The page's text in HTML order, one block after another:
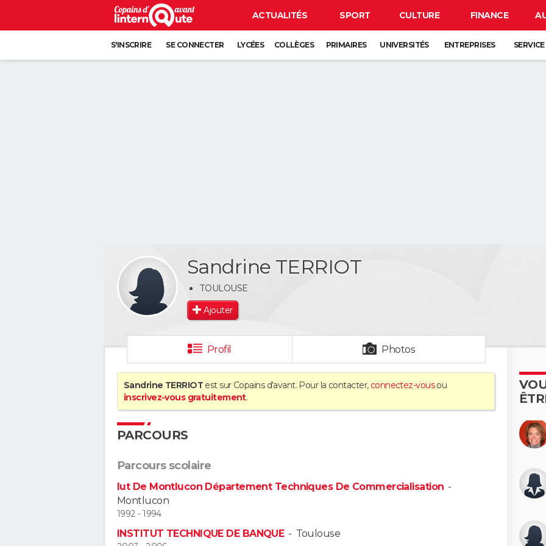
ACTUALITÉS SPORT CULTURE FINANCE
S'INSCRIRE SE CONNECTER LYCÉES COLLÈGES PRIMAIRES UNIVERSITÉS ENTREPRISES
Sandrine TERRIOT
TOULOUSE
Ajouter
Profil Photos
Sandrine TERRIOT est sur Copains d'avant. Pour la contacter, connectez-vousou
inscrivez-vous gratuitement.
PARCOURS
Parcours scolaire
Iut De Montlucon Département Techniques De Commercialisation -
Montlucon
1992 - 1994
INSTITUT TECHNIQUE DE BANQUE- Toulouse